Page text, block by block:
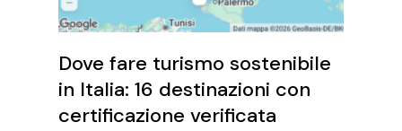
Dove fare turismo sostenibile
in Italia: 16 destinazioni con
certificazione verificata